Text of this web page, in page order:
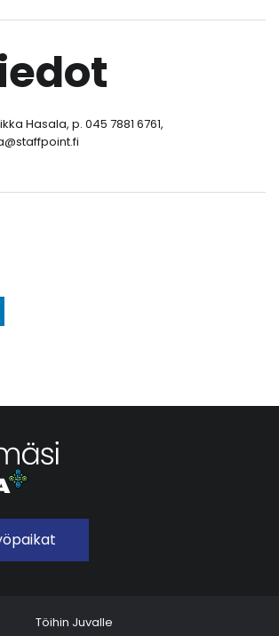
Hasala, p. 045 7881 6761,
Töihin Juvalle